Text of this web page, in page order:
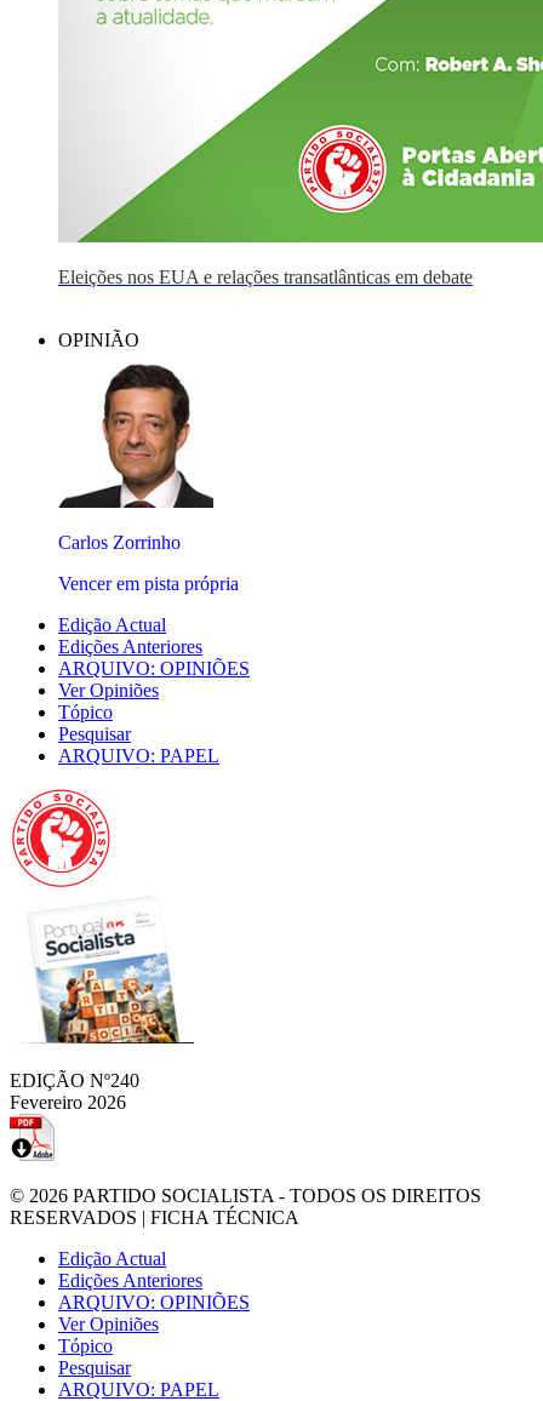
Eleições nos EUA e relações transatlânticas em debate
OPINIÃO
Carlos Zorrinho
Vencer em pista própria
Edição Actual
Edições Anteriores
ARQUIVO: OPINIÕES
Ver Opiniões
Tópico
Pesquisar
ARQUIVO: PAPEL
EDIÇÃO Nº240
Fevereiro 2026
© 2026 PARTIDO SOCIALISTA - TODOS OS DIREITOS
RESERVADOS | FICHA TÉCNICA
Edição Actual
Edições Anteriores
ARQUIVO: OPINIÕES
Ver Opiniões
Tópico
Pesquisar
ARQUIVO: PAPEL